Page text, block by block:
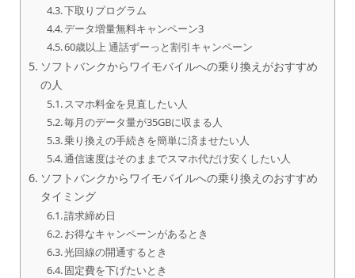
下取りプログラム
データ増量無料キャンペーン3
60歳以上 通話ずーっと割引キャンペーン
ソフトバンクからワイモバイルへの乗り換えがおすすめ
の人
スマホ料金を見直したい人
毎月のデータ量が35GBに収まる人
乗り換えの手続きを簡単に済ませたい人
通信速度はそのままでスマホ代だけ安くしたい人
ソフトバンクからワイモバイルへの乗り換えのおすすめ
タイミング
請求締め日
お得なキャンペーンがあるとき
光回線の開通するとき
固定費を下げたいとき